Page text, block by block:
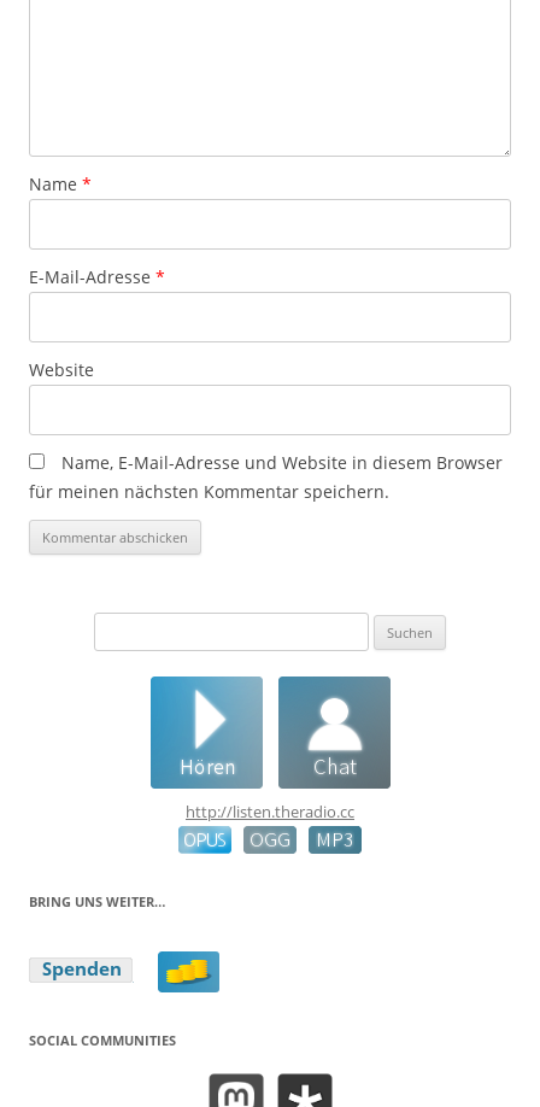
Name *
E-Mail-Adresse *
Website
Name, E-Mail-Adresse und Website in diesem Browser
für meinen nächsten Kommentar speichern.
http://listen.theradio.cc
BRING UNS WEITER…
SOCIAL COMMUNITIES